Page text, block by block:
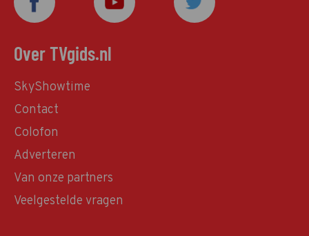
Over TVgids.nl
SkyShowtime
Contact
Colofon
Adverteren
Van onze partners
Veelgestelde vragen